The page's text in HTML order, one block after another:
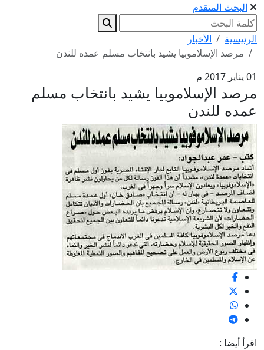
البحث المتقدم
الرئيسية
الأخبار
مرصد الإسلاموبيا يشيد بانتخاب مسلم عمده للندن
01 يناير 2017 م
مرصد الإسلاموبيا يشيد بانتخاب مسلم
عمده للندن
اقرأ أيضا :